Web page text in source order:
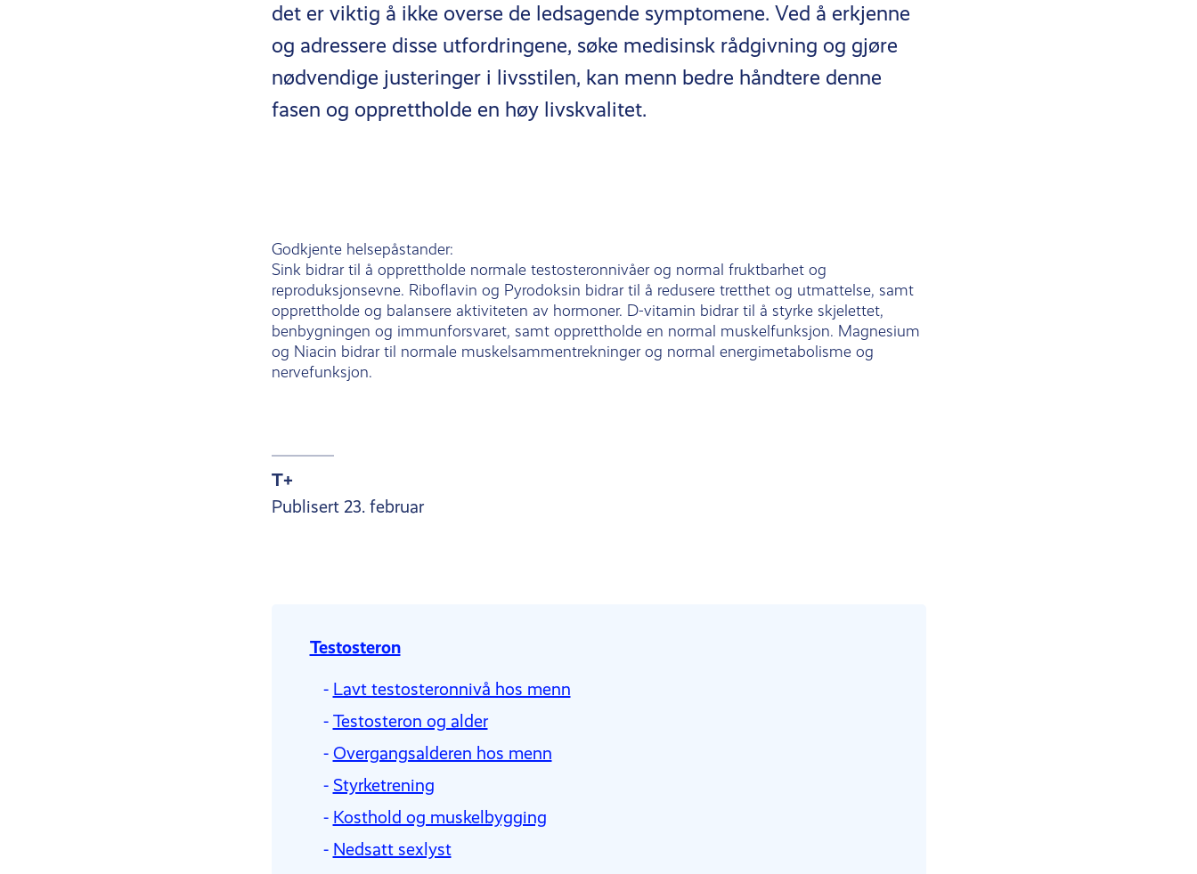
det er viktig å ikke overse de ledsagende symptomene. Ved å erkjenne
og adressere disse utfordringene, søke medisinsk rådgivning og gjøre
nødvendige justeringer i livsstilen, kan menn bedre håndtere denne
fasen og opprettholde en høy livskvalitet.
Godkjente helsepåstander:
Sink bidrar til å opprettholde normale testosteronnivåer og normal fruktbarhet og
reproduksjonsevne. Riboflavin og Pyrodoksin bidrar til å redusere tretthet og utmattelse, samt
opprettholde og balansere aktiviteten av hormoner. D-vitamin bidrar til å styrke skjelettet,
benbygningen og immunforsvaret, samt opprettholde en normal muskelfunksjon. Magnesium
og Niacin bidrar til normale muskelsammentrekninger og normal energimetabolisme og
nervefunksjon.
T+
Publisert 23. februar
Testosteron
- Lavt testosteronnivå hos menn
- Testosteron og alder
- Overgangsalderen hos menn
- Styrketrening
- Kosthold og muskelbygging
- Nedsatt sexlyst